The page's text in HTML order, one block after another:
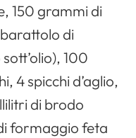
150 grammi di
di
100
4 spicchi d’aglio,
di brodo
formaggio feta